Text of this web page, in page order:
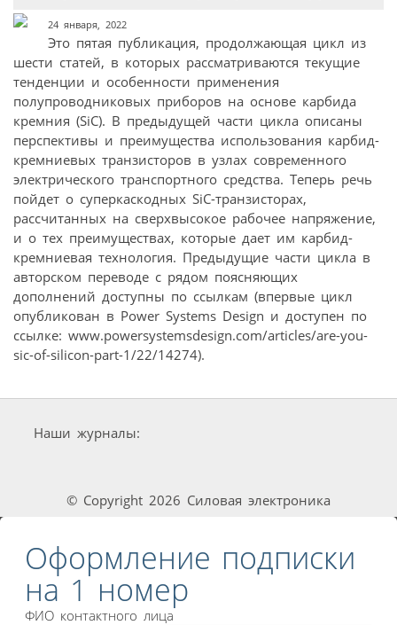
24 января, 2022
Это пятая публикация, продолжающая цикл из
шести статей, в которых рассматриваются текущие
тенденции и особенности применения
полупроводниковых приборов на основе карбида
кремния (SiC). В предыдущей части цикла описаны
перспективы и преимущества использования карбид-
кремниевых транзисторов в узлах современного
электрического транспортного средства. Теперь речь
пойдет о суперкаскодных SiC-транзисторах,
рассчитанных на сверхвысокое рабочее напряжение,
и о тех преимуществах, которые дает им карбид-
кремниевая технология. Предыдущие части цикла в
авторском переводе с рядом поясняющих
дополнений доступны по ссылкам (впервые цикл
опубликован в Power Systems Design и доступен по
ссылке: www.powersystemsdesign.com/articles/are-you-
sic-of-silicon-part-1/22/14274).
Наши журналы:
© Copyright 2026 Силовая электроника
Оформление подписки
на 1 номер
ФИО контактного лица